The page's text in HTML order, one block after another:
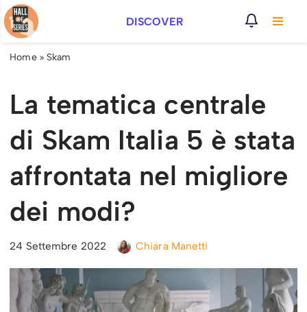
Vai
al
DISCOVER
Home» Skam
La tematica centrale
di Skam Italia 5 è stata
affrontata nel migliore
dei modi?
24 Settembre 2022 Chiara Manetti